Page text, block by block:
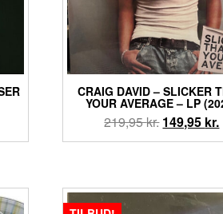
kr..
CRAIG DAVID – SLICKER
YOUR AVERAGE – LP
219,95kr.Den
219,95 kr..
149,95 kr.